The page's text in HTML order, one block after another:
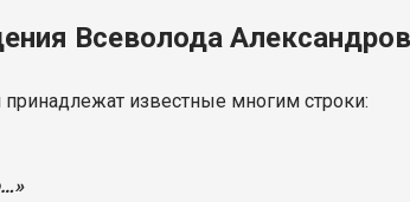
Всеволода
известные многим строки: